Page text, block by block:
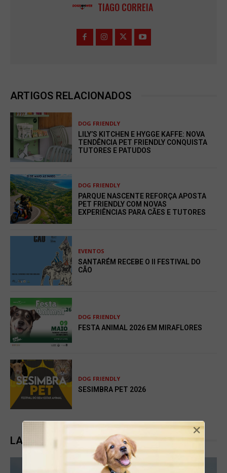
TIAGO CORREIA
ARTIGOS RELACIONADOS
DOG FRIENDLY
LILY’S KITCHEN E HYGGE KAFFE: NOVA
TENDÊNCIA PET FRIENDLY CONQUISTA
TUTORES E PATUDOS
DOG FRIENDLY
PARQUE NASCENTE REFORÇA APOSTA
PET FRIENDLY COM NOVAS
EXPERIÊNCIAS PARA CÃES E TUTORES
EVENTOS
SANTARÉM RECEBE O II FESTIVAL DO
CÃO
DOG FRIENDLY
FESTA ANIMAL 2026 EM MIRAFLORES
DOG FRIENDLY
SESIMBRA PET 2026
LATEST POSTS
×